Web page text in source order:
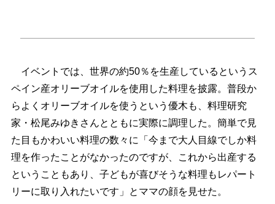
イベントでは、世界の約50％を生産しているというス
ペイン産オリーブオイルを使用した料理を披露。普段か
らよくオリーブオイルを使うという優木も、料理研究
家・松尾みゆきさんとともに実際に調理した。簡単で見
た目もかわいい料理の数々に「今まで大人目線でしか料
理を作ったことがなかったのですが、これから出産する
ということもあり、子どもが喜びそうな料理もレパート
リーに取り入れたいです」とママの顔を見せた。